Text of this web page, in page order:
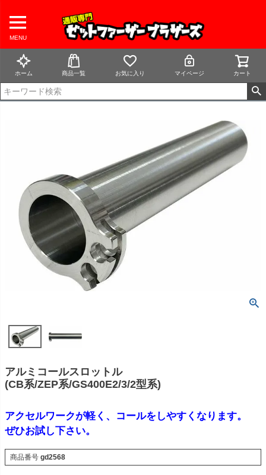
MENU
ホーム 商品一覧 お気に入り マイページ カート
アルミコールスロットル
(CB系/ZEP系/GS400E2/3/2型系)
アクセルワークが軽く、コールをしやすくなります。
ぜひお試し下さい。
商品番号 gd2568